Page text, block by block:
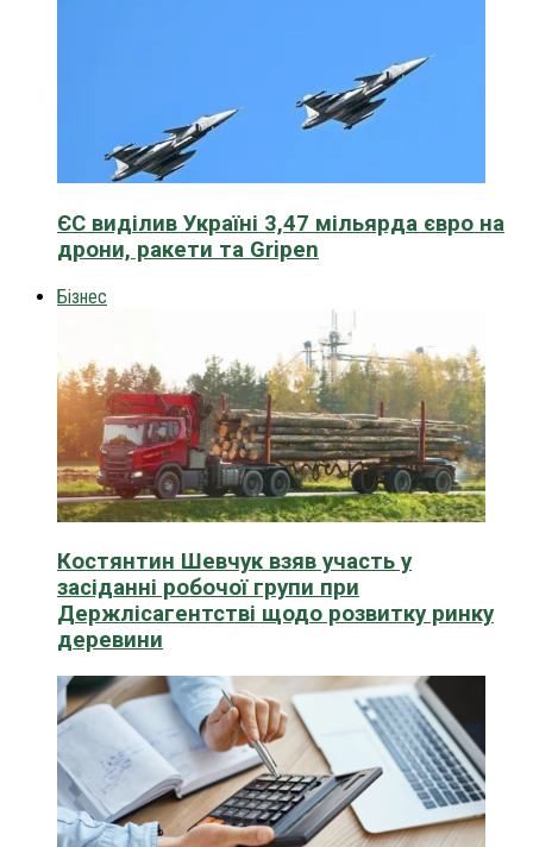
ЄС виділив Україні 3,47 мільярда євро на
дрони, ракети та Gripen
Бізнес
Костянтин Шевчук взяв участь у
засіданні робочої групи при
Держлісагентстві щодо розвитку ринку
деревини